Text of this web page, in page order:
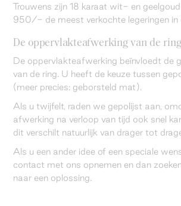
Trouwens zijn 18 karaat wit- en
950/- de meest verkochte legeringen in
De oppervlakteafwerking van de ring
De oppervlakteafwerking beïnvloedt de
van de ring. U heeft de keuze tussen
(meer precies: geborsteld mat).
Als u twijfelt, raden we gepolijst aan,
afwerking na verloop van tijd ook snel
dit verschilt natuurlijk van drager tot
Als u een ander idee of een speciale
contact met ons opnemen en dan
naar een oplossing.